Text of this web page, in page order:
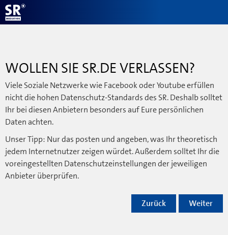
WOLLEN SIE SR.DE VERLASSEN?
Viele Soziale Netzwerke wie Facebook oder Youtube erfüllen
nicht die hohen Datenschutz-Standards des SR. Deshalb solltet
Ihr bei diesen Anbietern besonders auf Eure persönlichen
Daten achten.
Unser Tipp: Nur das posten und angeben, was Ihr theoretisch
jedem Internetnutzer zeigen würdet. Außerdem solltet Ihr die
voreingestellten Datenschutzeinstellungen der jeweiligen
Anbieter überprüfen.
Weiter
Zurück